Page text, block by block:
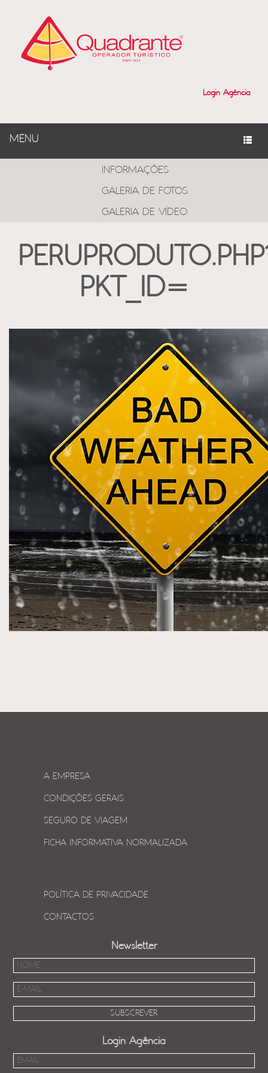
Login Agência
MENU
INFORMAÇÕES
GALERIA DE FOTOS
GALERIA DE VÍDEO
PKT_ID=
A EMPRESA
CONDIÇÕES GERAIS
SEGURO DE VIAGEM
FICHA INFORMATIVA NORMALIZADA
POLÍTICA DE PRIVACIDADE
CONTACTOS
Newsletter
Login Agência